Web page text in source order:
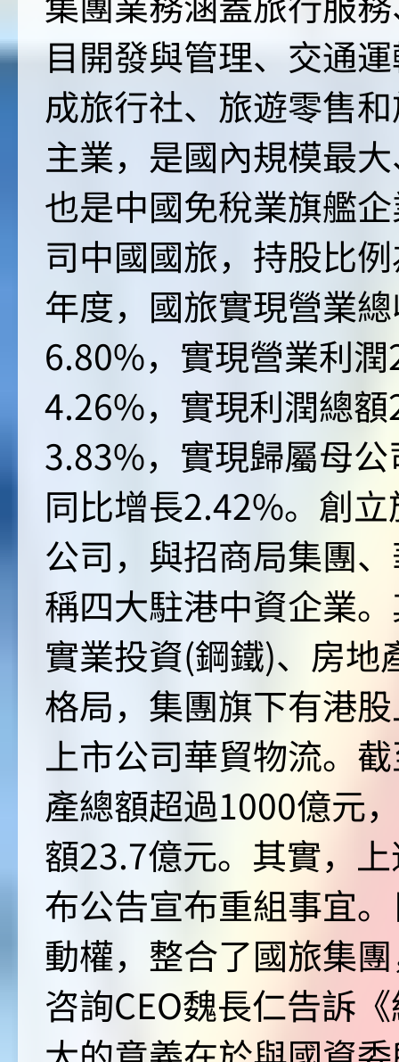
目開發與管理、交通
成旅行社、旅遊零售
主業，是國內規模最
也是中國免稅業旗艦
司中國國旅，持股比
年度，國旅實現營業
6.80%，實現營業利
4.26%，實現利潤總
3.83%，實現歸屬母
同比增長2.42%。創
公司，與招商局集團
稱四大駐港中資企業
實業投資(鋼鐵)、房地
格局，集團旗下有港
上市公司華貿物流。
產總額超過1000億元
額23.7億元。其實，
布公告宣布重組事宜
動權，整合了國旅集
咨詢CEO魏長仁告訴